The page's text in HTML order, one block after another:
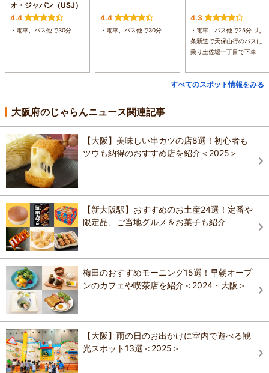
オ・ジャパン（USJ）
4.4
・電車、バス他で30分
4.4
・電車、バス他で30分
4.3
・電車、バス他で25分 九
条新道で天保山行のバスに
乗り土佐堀一丁目で下車
すべてのスポット情報をみる
大阪府のじゃらんニュース関連記事
【大阪】美味しい串カツの店8選！初心者も
ツウも納得のおすすめ店を紹介＜2025＞
【新大阪駅】おすすめのお土産24選！定番や
限定品、ご当地グルメ＆お菓子も紹介
梅田のおすすめモーニング15選！早朝オープ
ンのカフェや喫茶店を紹介＜2024・大阪＞
【大阪】雨の日のお出かけに室内で遊べる観
光スポット13選＜2025＞